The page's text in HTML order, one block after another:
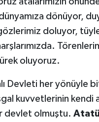
dönüyor,
doluyor,
oluyoruz.
her yönüyle
kuvvetlerinin kendi
devlet olmuştu.